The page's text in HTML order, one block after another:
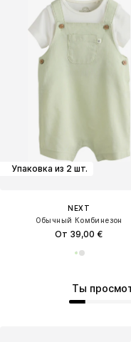
Упаковка из 2 шт.
NEXT
Обычный Комбинезон
От 39,00 €
Ты